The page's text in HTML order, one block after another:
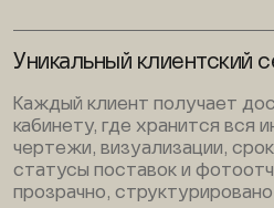
Уникальный клиентский
Каждый клиент получает
кабинету, где хранится вся
чертежи, визуализации,
статусы поставок и
прозрачно,